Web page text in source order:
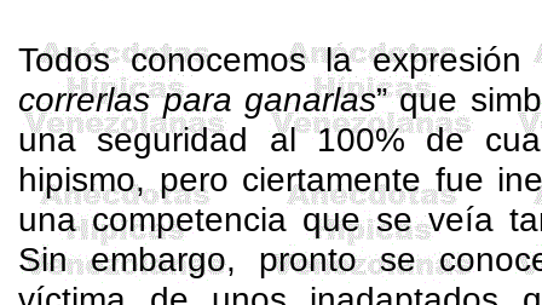
Todos conocemos la expresión
correrlas para ganarlas” que
una seguridad al 100% de
hipismo, pero ciertamente fue
una competencia que se veía
Sin embargo, pronto se